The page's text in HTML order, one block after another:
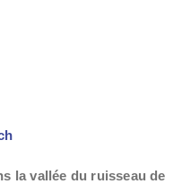
la vallée du ruisseau de